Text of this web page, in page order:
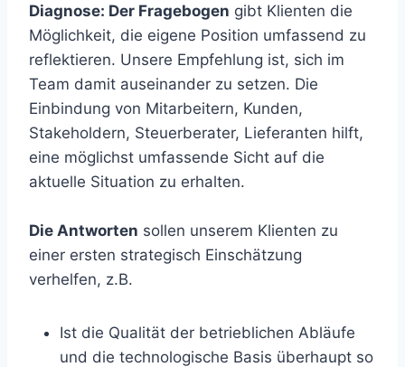
Diagnose: Der Fragebogen gibt Klienten die
Möglichkeit, die eigene Position umfassend zu
reflektieren. Unsere Empfehlung ist, sich im
Team damit auseinander zu setzen. Die
Einbindung von Mitarbeitern, Kunden,
Stakeholdern, Steuerberater, Lieferanten hilft,
eine möglichst umfassende Sicht auf die
aktuelle Situation zu erhalten.
Die Antworten sollen unserem Klienten zu
einer ersten strategisch Einschätzung
verhelfen, z.B.
Ist die Qualität der betrieblichen Abläufe
und die technologische Basis überhaupt so